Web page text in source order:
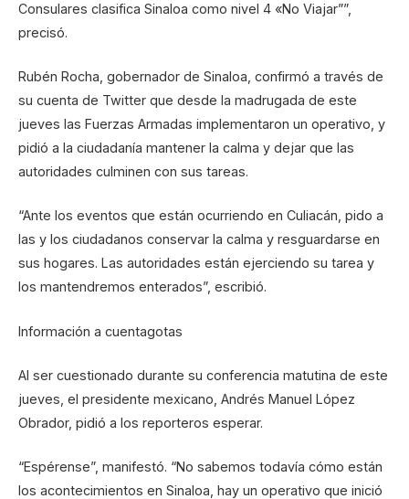
Consulares clasifica Sinaloa como nivel 4 «No Viajar””,
precisó.
Rubén Rocha, gobernador de Sinaloa, confirmó a través de
su cuenta de Twitter que desde la madrugada de este
jueves las Fuerzas Armadas implementaron un operativo, y
pidió a la ciudadanía mantener la calma y dejar que las
autoridades culminen con sus tareas.
“Ante los eventos que están ocurriendo en Culiacán, pido a
las y los ciudadanos conservar la calma y resguardarse en
sus hogares. Las autoridades están ejerciendo su tarea y
los mantendremos enterados”, escribió.
Información a cuentagotas
Al ser cuestionado durante su conferencia matutina de este
jueves, el presidente mexicano, Andrés Manuel López
Obrador, pidió a los reporteros esperar.
“Espérense”, manifestó. “No sabemos todavía cómo están
los acontecimientos en Sinaloa, hay un operativo que inició